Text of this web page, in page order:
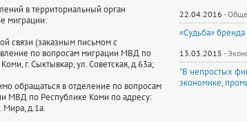
в территориальный орган
миграции:
связи (заказным письмом с
по вопросам миграции МВД по
г. Сыктывкар, ул. Советская, д.63а;
обращаться в отделение по вопросам
МВД по Республике Коми по адресу:
Мира, д.1а.
22.04.2016 -
«Судьба» бренда
13.03.2015 -
"В непростых
экономике,